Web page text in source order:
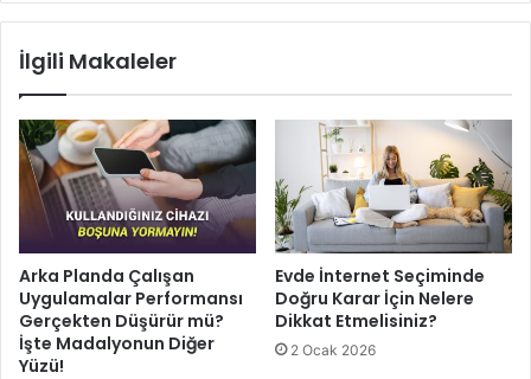
İlgili Makaleler
Arka Planda Çalışan
Uygulamalar Performansı
Gerçekten Düşürür mü?
İşte Madalyonun Diğer
Yüzü!
Evde İnternet Seçiminde
Doğru Karar İçin Nelere
Dikkat Etmelisiniz?
2 Ocak 2026